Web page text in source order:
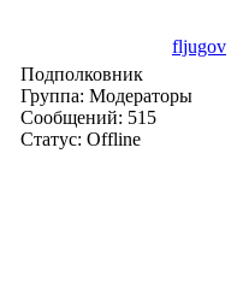
fljugov
Подполковник
Группа: Модераторы
Сообщений: 515
Статус: Offline